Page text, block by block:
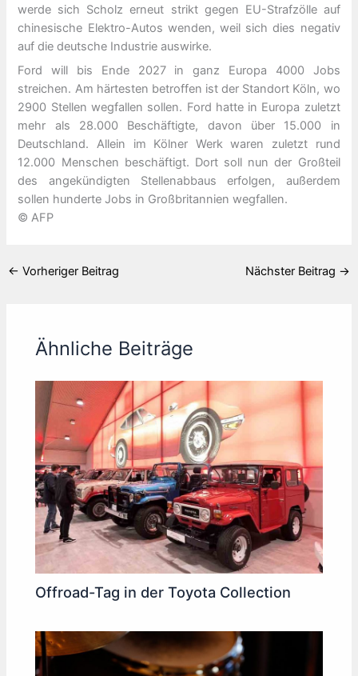
werde sich Scholz erneut strikt gegen EU-Strafzölle auf
chinesische Elektro-Autos wenden, weil sich dies negativ
auf die deutsche Industrie auswirke.
Ford will bis Ende 2027 in ganz Europa 4000 Jobs
streichen. Am härtesten betroffen ist der Standort Köln, wo
2900 Stellen wegfallen sollen. Ford hatte in Europa zuletzt
mehr als 28.000 Beschäftigte, davon über 15.000 in
Deutschland. Allein im Kölner Werk waren zuletzt rund
12.000 Menschen beschäftigt. Dort soll nun der Großteil
des angekündigten Stellenabbaus erfolgen, außerdem
sollen hunderte Jobs in Großbritannien wegfallen.
© AFP
← Vorheriger Beitrag Nächster Beitrag →
Ähnliche Beiträge
Offroad-Tag in der Toyota Collection